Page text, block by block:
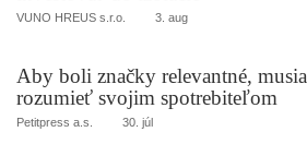
VUNO HREUS s.r.o. 3. aug
Aby boli značky relevantné, musia
rozumieť svojim spotrebiteľom
Petitpress a.s. 30. júl